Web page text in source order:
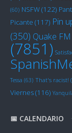
(60) NSFW(122)
Picante (117) Pin
(350) Quake FM
(7851)
Tessa (63) That's racist!
Viernes(116)
📅 CALENDARIO